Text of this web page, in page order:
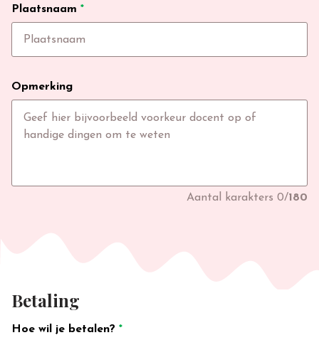
Plaatsnaam *
Opmerking
Aantal karakters 0/180
Betaling
Hoe wil je betalen? *